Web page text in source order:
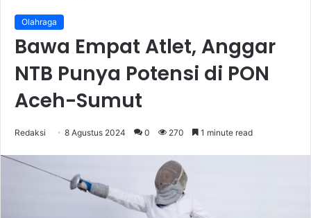
Olahraga
Bawa Empat Atlet, Anggar
NTB Punya Potensi di PON
Aceh-Sumut
Redaksi 8 Agustus 2024 0 270 1 minute read